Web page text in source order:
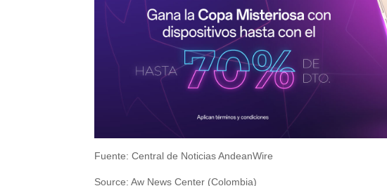
Fuente: Central de Noticias AndeanWire
Source: Aw News Center (Colombia)